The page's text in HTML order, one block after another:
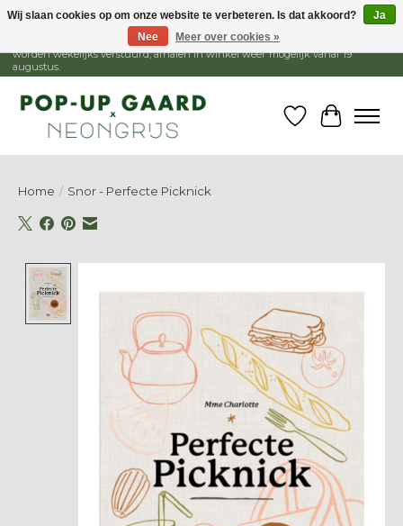
1 - 15 augustus is de winkel gesloten, webshop blijft open. Bestellingen
worden wekelijks verstuurd, afhalen in winkel weer mogelijk vanaf 19
augustus.
Verlanglijst
Home / Snor - Perfecte Picknick
Wij slaan cookies op om onze website te verbeteren. Is dat akkoord?
Ja
Nee
Meer over cookies »